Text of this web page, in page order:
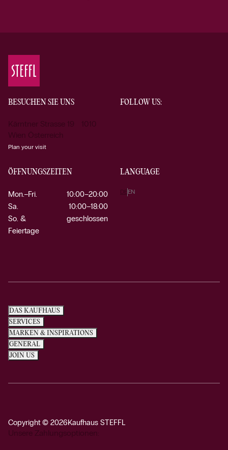
BESUCHEN SIE UNS
Kärntner Strasse 19 1010
Wien Österreich
Plan your visit
FOLLOW US:
ÖFFNUNGSZEITEN
Mon.–Fri.
10:00–20:00
Sa.
10:00–18:00
So. &
Feiertage
geschlossen
LANGUAGE
DE EN
DAS KAUFHAUS
SERVICES
MARKEN & INSPIRATIONS
GENERAL
JOIN US
Copyright © 2026Kaufhaus STEFFL
Unsere Zahlungsoptionen: